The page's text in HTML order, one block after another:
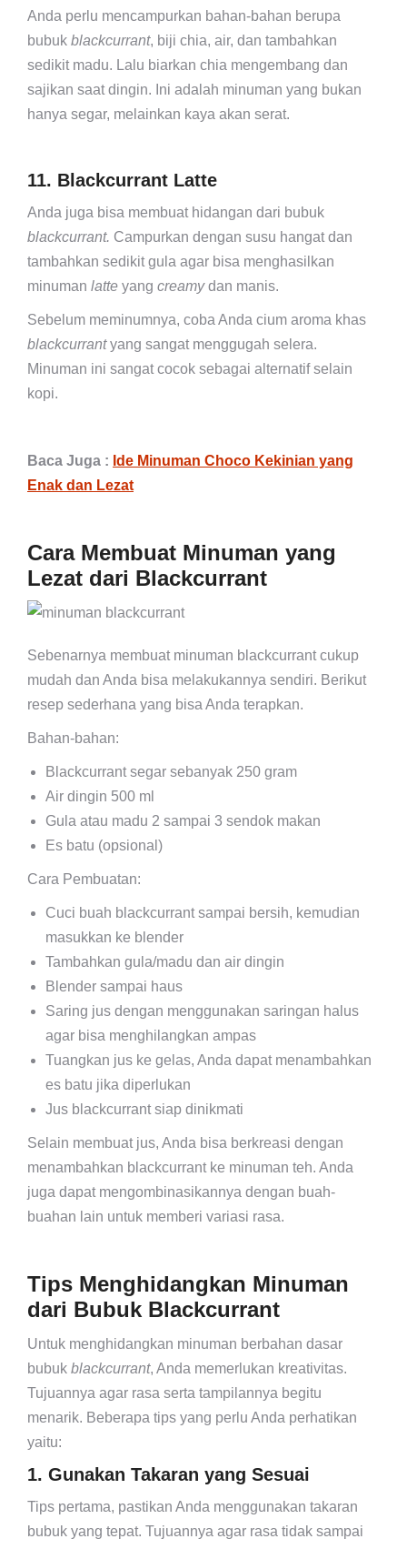
Anda perlu mencampurkan bahan-bahan berupa
bubuk blackcurrant, biji chia, air, dan tambahkan
sedikit madu. Lalu biarkan chia mengembang dan
sajikan saat dingin. Ini adalah minuman yang bukan
hanya segar, melainkan kaya akan serat.
11. Blackcurrant Latte
Anda juga bisa membuat hidangan dari bubuk
blackcurrant. Campurkan dengan susu hangat dan
tambahkan sedikit gula agar bisa menghasilkan
minuman latte yang creamydan manis.
Sebelum meminumnya, coba Anda cium aroma khas
blackcurrantyang sangat menggugah selera.
Minuman ini sangat cocok sebagai alternatif selain
kopi.
Baca Juga : Ide Minuman Choco Kekinian yang
Enak dan Lezat
Cara Membuat Minuman yang
Lezat dari Blackcurrant
Sebenarnya membuat minuman blackcurrant cukup
mudah dan Anda bisa melakukannya sendiri. Berikut
resep sederhana yang bisa Anda terapkan.
Bahan-bahan:
Blackcurrant segar sebanyak 250 gram
Air dingin 500 ml
Gula atau madu 2 sampai 3 sendok makan
Es batu (opsional)
Cara Pembuatan:
Cuci buah blackcurrant sampai bersih, kemudian
masukkan ke blender
Tambahkan gula/madu dan air dingin
Blender sampai haus
Saring jus dengan menggunakan saringan halus
agar bisa menghilangkan ampas
Tuangkan jus ke gelas, Anda dapat menambahkan
es batu jika diperlukan
Jus blackcurrant siap dinikmati
Selain membuat jus, Anda bisa berkreasi dengan
menambahkan blackcurrant ke minuman teh. Anda
juga dapat mengombinasikannya dengan buah-
buahan lain untuk memberi variasi rasa.
Tips Menghidangkan Minuman
dari Bubuk Blackcurrant
Untuk menghidangkan minuman berbahan dasar
bubuk blackcurrant, Anda memerlukan kreativitas.
Tujuannya agar rasa serta tampilannya begitu
menarik. Beberapa tips yang perlu Anda perhatikan
yaitu:
1. Gunakan Takaran yang Sesuai
Tips pertama, pastikan Anda menggunakan takaran
bubuk yang tepat. Tujuannya agar rasa tidak sampai